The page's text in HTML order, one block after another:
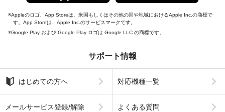
Appleのロゴ、App Storeは、米国もしくはその他の国や地域におけるApple Inc.の商標で
す。App Storeは、Apple Inc.のサービスマークです。
Google Play および Google Play ロゴは Google LLC の商標です。
サポート情報
はじめての方へ 対応機種一覧
メールサービス登録/解除 よくある質問